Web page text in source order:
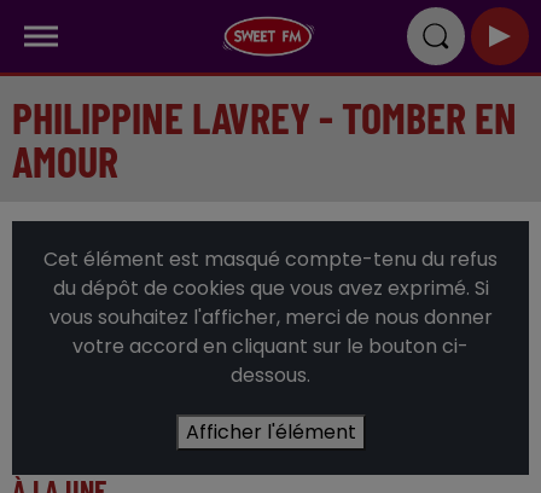
PHILIPPINE LAVREY - TOMBER EN
AMOUR
Cet élément est masqué compte-tenu du refus
du dépôt de cookies que vous avez exprimé. Si
vous souhaitez l'afficher, merci de nous donner
votre accord en cliquant sur le bouton ci-
dessous.
Afficher l'élément